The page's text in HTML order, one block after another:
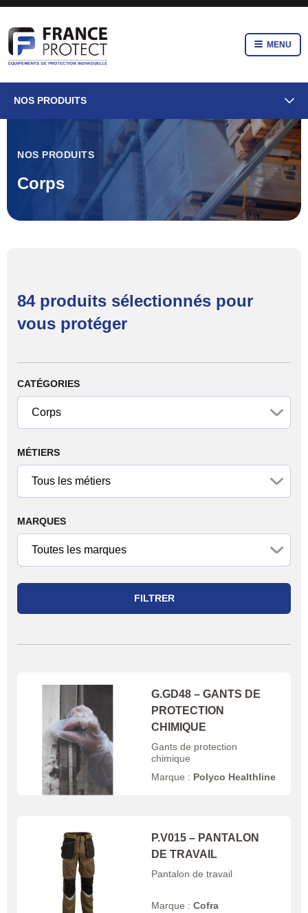
MENU
NOS PRODUITS
NOS PRODUITS
Corps
84 produits sélectionnés pour
vous protéger
Filtrer les produits
CATÉGORIES
MÉTIERS
MARQUES
FILTRER
G.GD48 – GANTS DE
PROTECTION
CHIMIQUE
Gants de protection
chimique
Marque : Polyco Healthline
P.V015 – PANTALON
DE TRAVAIL
Pantalon de travail
Marque :Cofra